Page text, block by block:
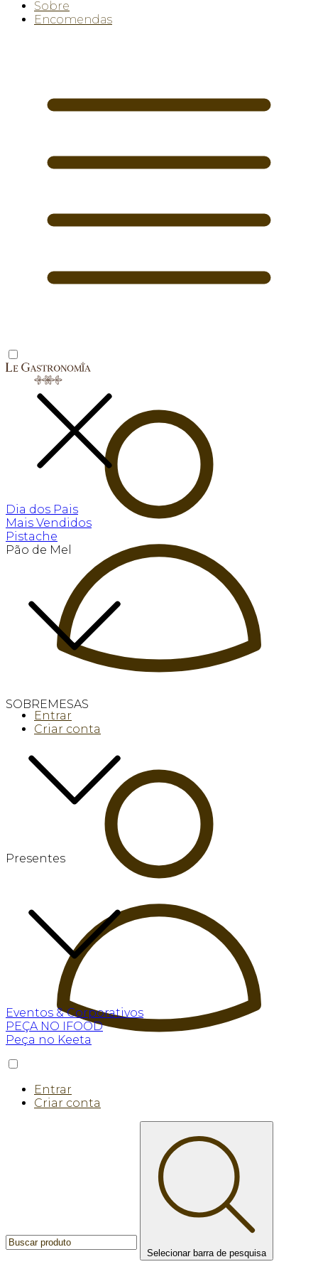
Sobre
Encomendas
Dia dos Pais
Mais Vendidos
Pistache
Pão de Mel
SOBREMESAS
Presentes
Eventos & Corporativos
PEÇA NO IFOOD
Peça no Keeta
Entrar
Criar conta
Entrar
Criar conta
Selecionar barra de pesquisa